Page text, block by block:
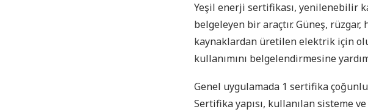
Yeşil enerji sertifikası, yenilenebilir
belgeleyen bir araçtır. Güneş,
kaynaklardan üretilen elektrik için
kullanımını belgelendirmesine
Genel uygulamada 1 sertifika
Sertifika yapısı, kullanılan sisteme